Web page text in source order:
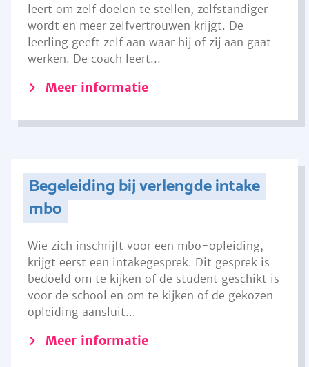
leert om zelf doelen te stellen, zelfstandiger
wordt en meer zelfvertrouwen krijgt. De
leerling geeft zelf aan waar hij of zij aan gaat
werken. De coach leert...
Meer informatie
Begeleiding bij verlengde intake
mbo
Wie zich inschrijft voor een mbo-opleiding,
krijgt eerst een intakegesprek. Dit gesprek is
bedoeld om te kijken of de student geschikt is
voor de school en om te kijken of de gekozen
opleiding aansluit...
Meer informatie